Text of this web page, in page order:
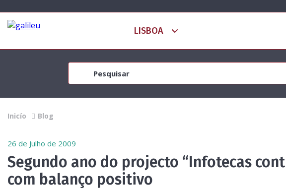
Inicío Blog
26 de Julho de 2009
Segundo ano do projecto “Infotecas
com balanço positivo